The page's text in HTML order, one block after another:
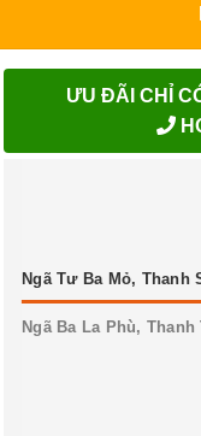
ƯU ĐÃI CHỈ
Ngã Tư Ba Mỏ, Thanh
Ngã Ba La Phù,